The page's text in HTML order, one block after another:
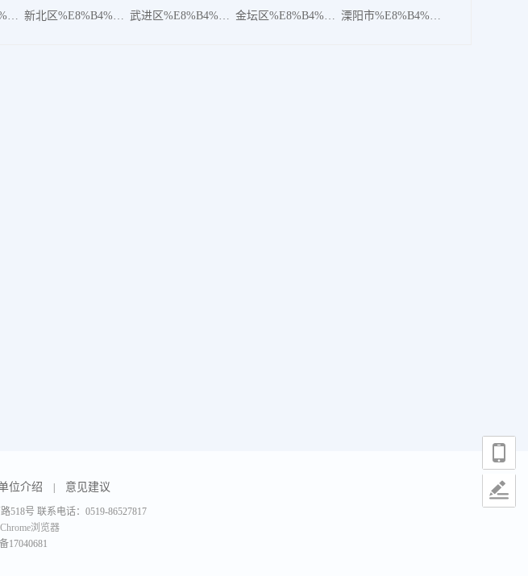
钟楼区%E8%B4%A8%E9%87%8F 新北区%E8%B4%A8%E9%87%8F 武进区%E8%B4%A8%E9%87%8F 金坛区%E8%B4%A8%E9%87%8F 溧阳市%E8%B4%A8%E9%87%8F
位介绍 意见建议
518号 联系电话：0519-86527817
Chrome浏览器
17040681